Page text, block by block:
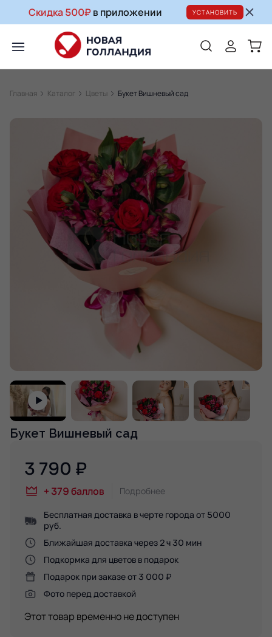
Скидка 500₽в приложении УСТАНОВИТЬ
Главная Каталог Цветы Букет Вишневый сад
Букет Вишневый сад
3 790 ₽
+ 379баллов Подробнее
Бесплатная доставка в черте города от 5000
руб.
Ближайшая доставка через 2 ч 30 мин
Подкормка для цветов в подарок
Подарок при заказе от 3 000 ₽
Фото перед доставкой
Этот товар временно не доступен